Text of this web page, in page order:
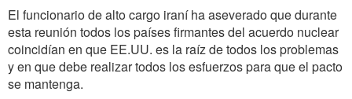
El funcionario de alto cargo iraní ha aseverado que durante
esta reunión todos los países firmantes del acuerdo nuclear
coincidían en que EE.UU. es la raíz de todos los problemas
y en que debe realizar todos los esfuerzos para que el pacto
se mantenga.